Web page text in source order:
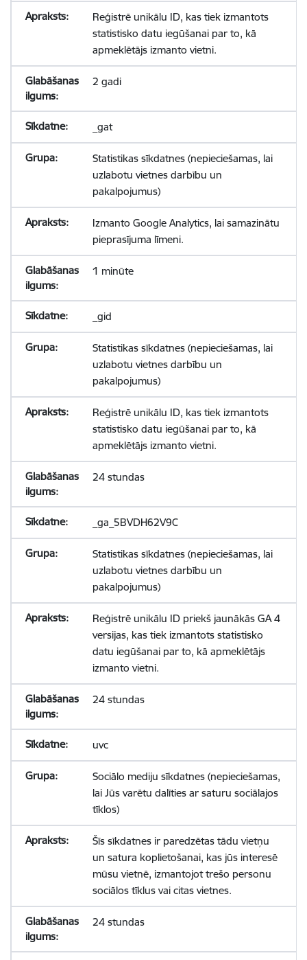
Reģistrē unikālu ID, kas tiek izmantots
statistisko datu iegūšanai par to, kā
apmeklētājs izmanto vietni.
2 gadi
_gat
Statistikas sīkdatnes (nepieciešamas, lai
uzlabotu vietnes darbību un
pakalpojumus)
Izmanto Google Analytics, lai samazinātu
pieprasījuma līmeni.
1 minūte
_gid
Statistikas sīkdatnes (nepieciešamas, lai
uzlabotu vietnes darbību un
pakalpojumus)
Reģistrē unikālu ID, kas tiek izmantots
statistisko datu iegūšanai par to, kā
apmeklētājs izmanto vietni.
24 stundas
_ga_5BVDH62V9C
Statistikas sīkdatnes (nepieciešamas, lai
uzlabotu vietnes darbību un
pakalpojumus)
Reģistrē unikālu ID priekš jaunākās GA 4
versijas, kas tiek izmantots statistisko
datu iegūšanai par to, kā apmeklētājs
izmanto vietni.
24 stundas
uvc
Sociālo mediju sīkdatnes (nepieciešamas,
lai Jūs varētu dalīties ar saturu sociālajos
tīklos)
Šīs sīkdatnes ir paredzētas tādu vietņu
un satura koplietošanai, kas jūs interesē
mūsu vietnē, izmantojot trešo personu
sociālos tīklus vai citas vietnes.
24 stundas